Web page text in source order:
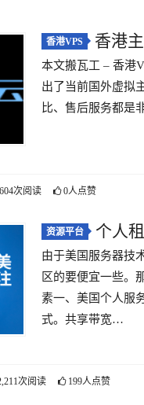
香港VPS
香港
GIA线路1核
本文搬瓦工 – 香港
出了当前国外虚拟
比、售后服务都是
次阅读 0人点赞
资源平台 个人
由于美国服务器技
区的要便宜一些
素一、美国个人
式。共享带宽…
次阅读 199人点赞